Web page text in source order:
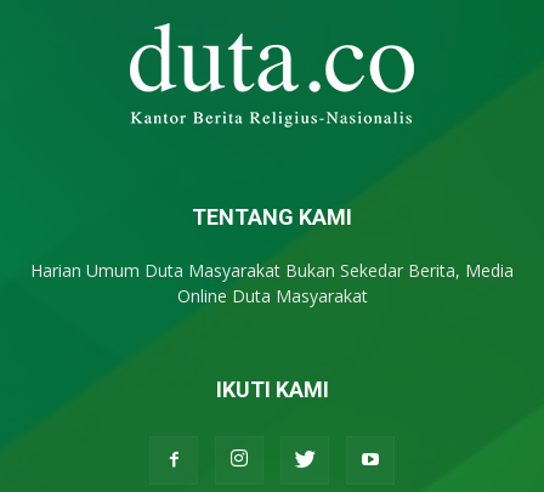
TENTANG KAMI
Harian Umum Duta Masyarakat Bukan Sekedar Berita, Media
Online Duta Masyarakat
IKUTI KAMI